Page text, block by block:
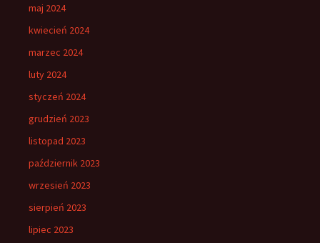
maj 2024
kwiecień 2024
marzec 2024
luty 2024
styczeń 2024
grudzień 2023
listopad 2023
październik 2023
wrzesień 2023
sierpień 2023
lipiec 2023